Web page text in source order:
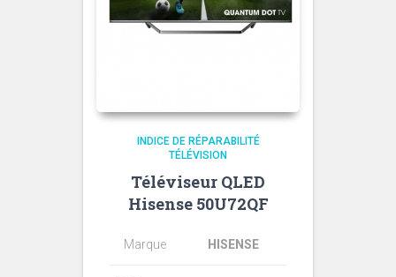
INDICE DE RÉPARABILITÉ
TÉLÉVISION
Téléviseur QLED
Hisense 50U72QF
Marque HISENSE